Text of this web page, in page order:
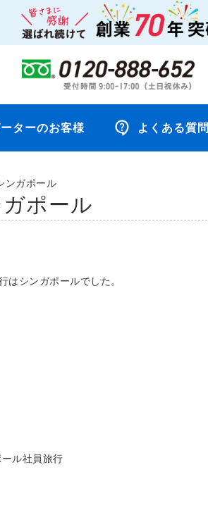
ターのお客様 よくある質問
ンガポール
ポール
はシンガポールでした。
ル社員旅行